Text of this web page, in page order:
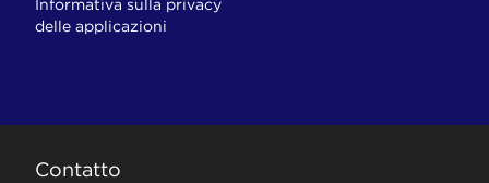
Informativa sulla privacy
delle applicazioni
Contatto